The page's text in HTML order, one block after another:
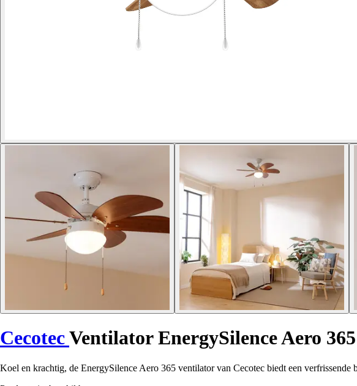
CecotecVentilator EnergySilence Aero 365
Koel en krachtig, de EnergySilence Aero 365 ventilator van Cecotec biedt een